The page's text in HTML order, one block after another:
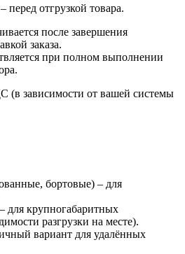
перед отгрузкой товара.
после завершения
заказа.
при полном выполнении
(в зависимости от вашей системы
бортовые) – для
для крупногабаритных
разгрузки на месте).
вариант для удалённых